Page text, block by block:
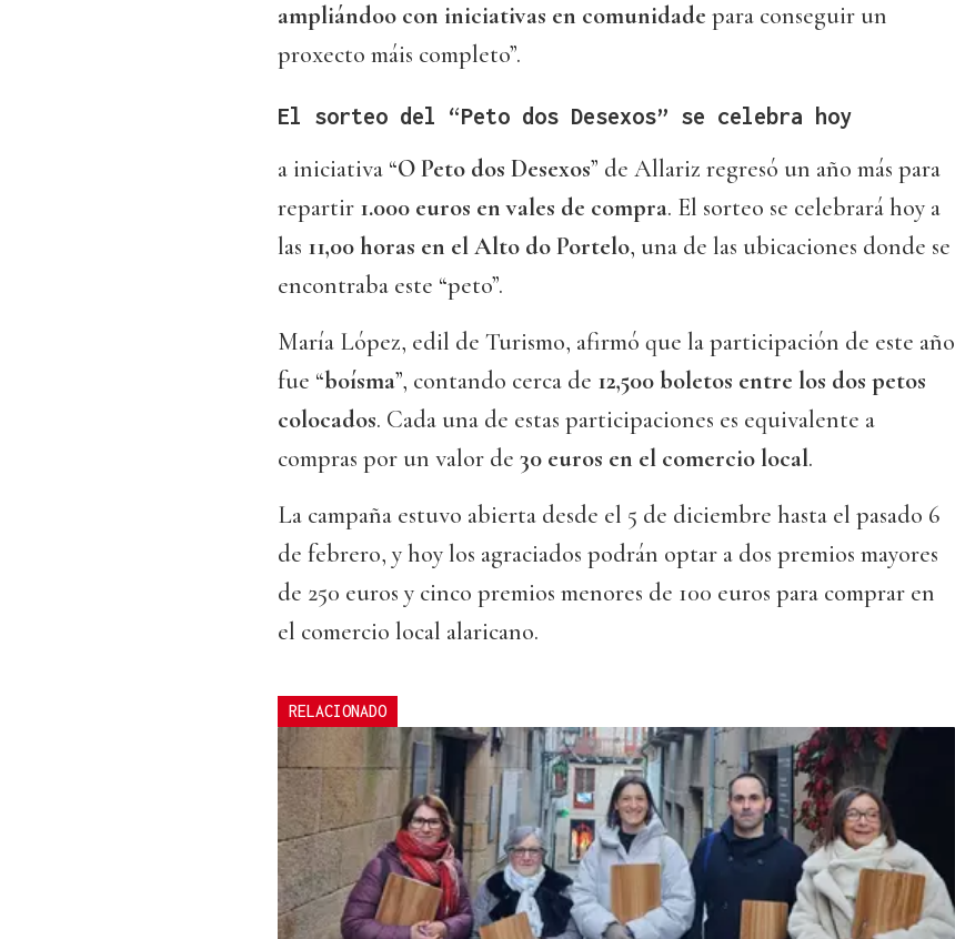
ampliándoo con iniciativas en comunidade para conseguir un
proxecto máis completo”.
El sorteo del “Peto dos Desexos” se celebra hoy
a iniciativa “O Peto dos Desexos” de Allariz regresó un año más para
repartir 1.000 euros en vales de compra. El sorteo se celebrará hoy a
las 11,00 horas en el Alto do Portelo, una de las ubicaciones donde se
encontraba este “peto”.
María López, edil de Turismo, afirmó que la participación de este año
fue “boísma”, contando cerca de 12,500 boletos entre los dos petos
colocados. Cada una de estas participaciones es equivalente a
compras por un valor de 30 euros en el comercio local.
La campaña estuvo abierta desde el 5 de diciembre hasta el pasado 6
de febrero, y hoy los agraciados podrán optar a dos premios mayores
de 250 euros y cinco premios menores de 100 euros para comprar en
el comercio local alaricano.
RELACIONADO